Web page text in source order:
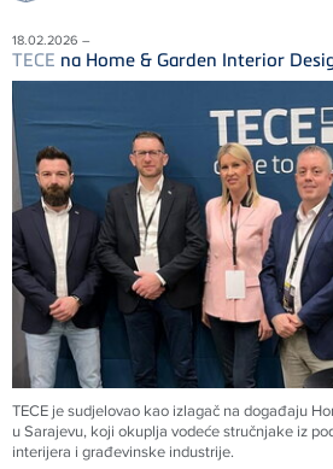
18.02.2026 –
TECE na Home & Garden Interior
TECE je sudjelovao kao izlagač na događaju
u Sarajevu, koji okuplja vodeće stručnjake iz
interijera i građevinske industrije.